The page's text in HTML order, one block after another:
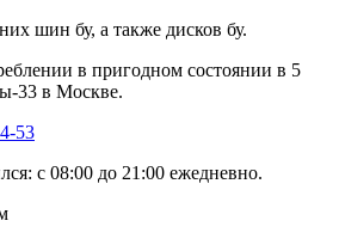
шин бу, а также дисков бу.
в пригодном состоянии в 5
33 в Москве.
53
с 08:00 до 21:00 ежедневно.